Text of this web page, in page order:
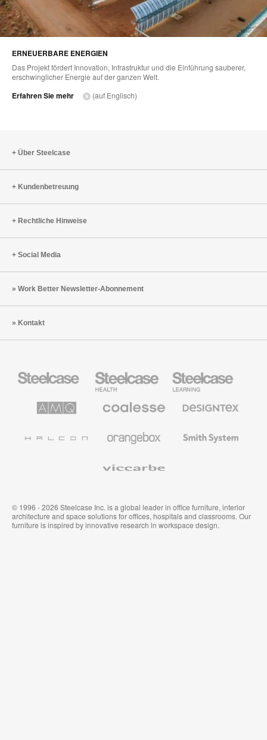
ERNEUERBARE ENERGIEN
Das Projekt fördert Innovation, Infrastruktur und die Einführung sauberer,
erschwinglicher Energie auf der ganzen Welt. ​
Erfahren Sie mehr (auf Englisch)
Über Steelcase
Kundenbetreuung
Rechtliche Hinweise
Social Media
Work Better Newsletter-Abonnement
Kontakt
Büromöbel
Health
Education
Möbel
Solutions
Büromöbel
Textilien
System
© 1996 - 2026 Steelcase Inc. is a global leader in office furniture, interior
architecture and space solutions for offices, hospitals and classrooms. Our
furniture is inspired by innovative research in workspace design.